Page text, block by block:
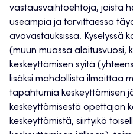
vastausvaihtoehtoja, joista
useampia ja tarvittaessa
avovastauksissa. Kyselyssä
(muun muassa aloitusvuosi,
keskeyttämisen syitä
lisäksi mahdollista ilmoittaa
tapahtumia keskeyttämisen
keskeyttämisestä opettajan
keskeyttämistä, siirtyikö